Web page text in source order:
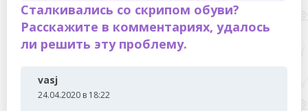
Сталкивались со скрипом обуви?
Расскажите в комментариях, удалось
ли решить эту проблему.
vasj
24.04.2020 в 18:22